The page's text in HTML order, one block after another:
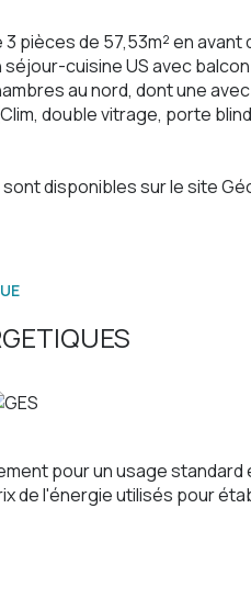
pièces de 57,53m² en avant
cuisine US avec
au nord, dont une
double vitrage, porte
disponibles sur le site
pour un usage standard
de l'énergie utilisés pour